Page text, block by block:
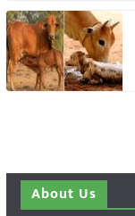
About Us